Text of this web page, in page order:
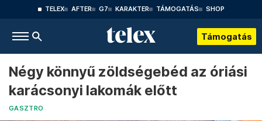
TELEX AFTER G7 KARAKTER TÁMOGATÁS SHOP
Támogatás
Négy könnyű zöldségebéd az óriási
karácsonyi lakomák előtt
GASZTRO